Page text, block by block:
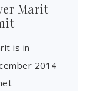
Marit
is in
2014